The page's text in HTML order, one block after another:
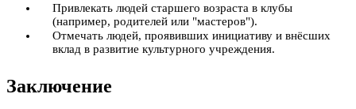
Привлекать людей старшего возраста в клубы
(например, родителей или "мастеров").
Отмечать людей, проявивших инициативу и внёсших
вклад в развитие культурного учреждения.
Заключение